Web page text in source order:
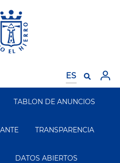
TABLON DE ANUNCIOS
TRANSPARENCIA
DATOS ABIERTOS